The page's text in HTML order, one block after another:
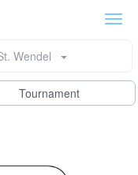
Wendel
Tournament